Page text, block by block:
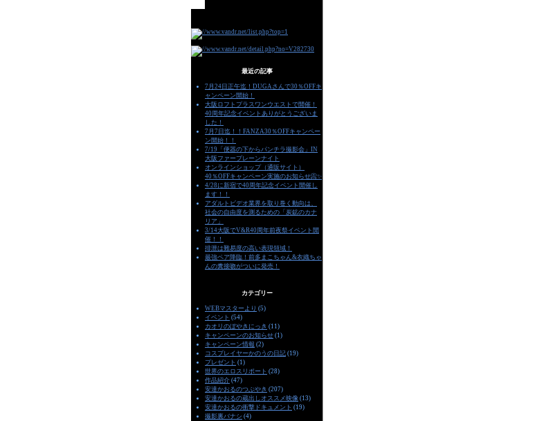
最近の記事
7月24日正午迄！DUGAさんで30％OFFキ
ャンペーン開始！
大阪ロフトプラスワンウエストで開催！
40周年記念イベントありがとうございま
した！
7月7日迄！！FANZA30％OFFキャンペー
ン開始！！
7/19「便器の下からパンチラ撮影会」IN
大阪ファープレーンナイト
オンラインショップ（通販サイト）
40％OFFキャンペーン実施のお知らせ📀✨
4/28に新宿で40周年記念イベント開催し
ます！！
アダルトビデオ業界を取り巻く動向は、
社会の自由度を測るための「炭鉱のカナ
リア」
3/14大阪でV&R40周年前夜祭イベント開
催！！
排泄は難易度の高い表現領域！
最強ペア降臨！前多まこちゃん&衣織ちゃ
んの糞接吻がついに発売！
カテゴリー
WEBマスターより (5)
イベント (54)
カオリのぼやきにっき (11)
キャンペーンのお知らせ (1)
キャンペーン情報 (2)
コスプレイヤーかのうの日記 (19)
プレゼント (1)
世界のエロスリポート (28)
作品紹介 (47)
安達かおるのつぶやき (207)
安達かおるの蔵出しオススメ映像 (13)
安達かおるの衝撃ドキュメント (19)
撮影裏バナシ (4)